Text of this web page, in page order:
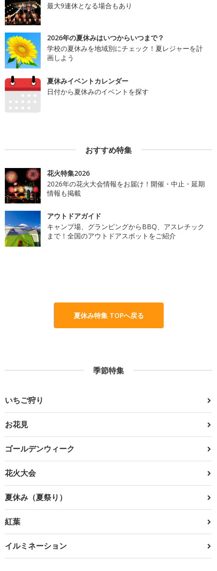
最大9連休となる場合もあり
2026年の夏休みはいつからいつまで？
学校の夏休みを地域別にチェック！夏レジャーを計
画しよう
夏休みイベントカレンダー
日付から夏休みのイベントを探す
おすすめ特集
花火特集2026
2026年の花火大会情報をお届け！開催・中止・延期
情報も掲載
アウトドアガイド
キャンプ場、グランピングからBBQ、アスレチック
まで！全国のアウトドアスポットをご紹介
夏休み特集 TOPへ戻る
季節特集
いちご狩り
お花見
ゴールデンウィーク
花火大会
夏休み（夏祭り）
紅葉
イルミネーション